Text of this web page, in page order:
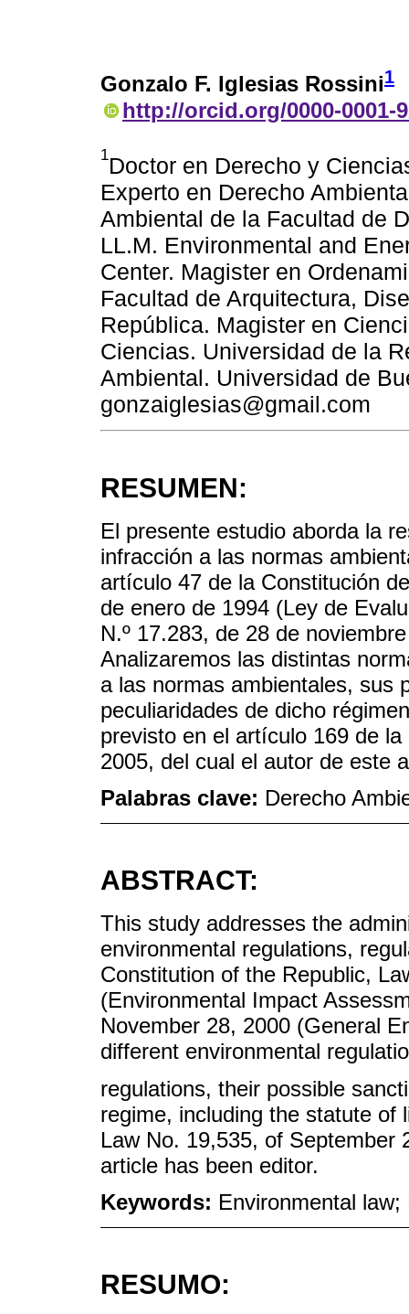
Gonzalo F. Iglesias Rossini1
http://orcid.org/0000-0001-
1Doctor en Derecho y
Experto en Derecho
Ambiental de la Facultad de
LL.M. Environmental and
Center. Magister en
Facultad de Arquitectura,
República. Magister en
Ciencias. Universidad de la
Ambiental. Universidad de
gonzaiglesias@gmail.com
RESUMEN:
El presente estudio aborda la
infracción a las normas
artículo 47 de la Constitución
de enero de 1994 (Ley de
N.º 17.283, de 28 de
Analizaremos las distintas
a las normas ambientales, sus
peculiaridades de dicho
previsto en el artículo 169 de
2005, del cual el autor de este
Palabras clave: Derecho
ABSTRACT:
This study addresses the
environmental regulations,
Constitution of the Republic,
(Environmental Impact
November 28, 2000 (General
different environmental
regulations, their possible
regime, including the statute of
Law No. 19,535, of September
article has been editor.
Keywords: Environmental
RESUMO: